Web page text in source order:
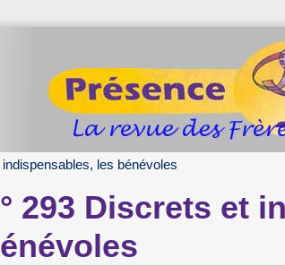
les bénévoles
293 Discrets et